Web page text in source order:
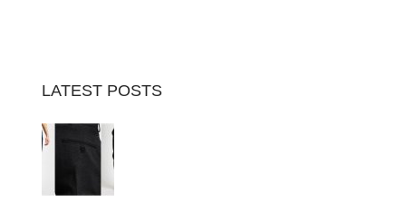
LATEST POSTS